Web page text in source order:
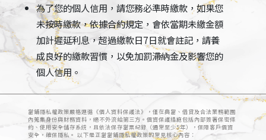
為了您的個人信用，請您務必準時繳款，如果您
未按時繳款，依據合約規定，會依當期未繳金額
加計遲延利息，超過繳款日7日就會註記，請養
成良好的繳款習慣，以免加罰滯納金及影響您的
個人信用。
當鋪隱私權政策嚴格遵循《個人資料保護法》，僅在典當、借貸及合法業務範圍
內蒐集身份與財務資料，絕不外流給第三方。個資保護措施包括內部簽署保密條
約、使用安全儲存系統，且依法保存當票紀錄（通常至少5年），保障客戶個資
安全，確保隱私。 以下是正當當鋪隱私權政策的常見核心內容：